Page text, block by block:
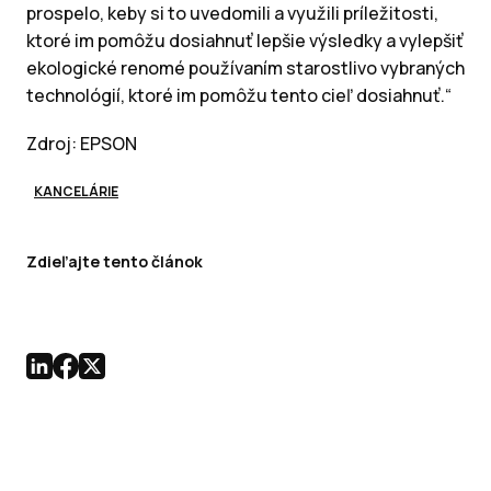
prospelo, keby si to uvedomili a využili príležitosti,
ktoré im pomôžu dosiahnuť lepšie výsledky a vylepšiť
ekologické renomé používaním starostlivo vybraných
technológií, ktoré im pomôžu tento cieľ dosiahnuť.“
Zdroj: EPSON
KANCELÁRIE
Zdieľajte tento článok